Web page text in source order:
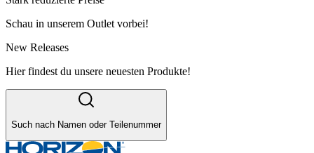
Schau in unserem Outlet vorbei!
New Releases
Hier findest du unsere neuesten Produkte!
Such nach Namen oder Teilenummer